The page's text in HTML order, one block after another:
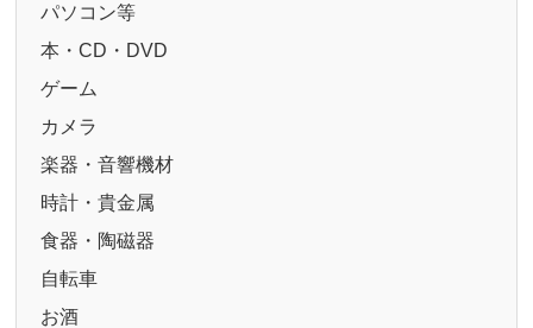
パソコン等
本・CD・DVD
ゲーム
カメラ
楽器・音響機材
時計・貴金属
食器・陶磁器
自転車
お酒